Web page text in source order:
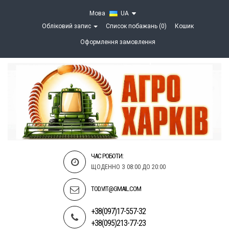
Мова
UA
Обліковий запис
Список побажань (0) Кошик
Оформлення замовлення
ЧАС РОБОТИ:
ЩОДЕННО З 08:00 ДО 20:00
TOD.VIT@GMAIL.COM
+38(097)17-557-32
+38(095)213-77-23